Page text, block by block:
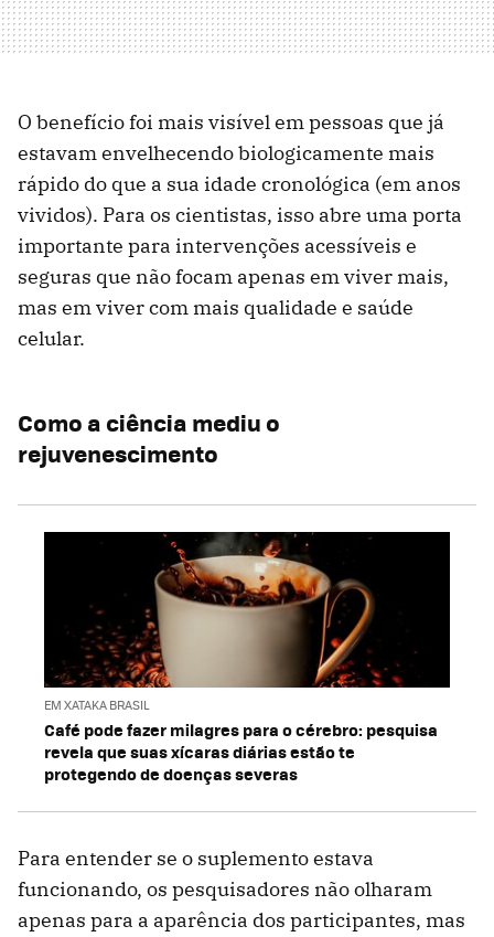
O benefício foi mais visível em pessoas que já
estavam envelhecendo biologicamente mais
rápido do que a sua idade cronológica (em anos
vividos). Para os cientistas, isso abre uma porta
importante para intervenções acessíveis e
seguras que não focam apenas em viver mais,
mas em viver com mais qualidade e saúde
celular.
Como a ciência mediu o
rejuvenescimento
EM XATAKA BRASIL
Café pode fazer milagres para o cérebro: pesquisa
revela que suas xícaras diárias estão te
protegendo de doenças severas
Para entender se o suplemento estava
funcionando, os pesquisadores não olharam
apenas para a aparência dos participantes, mas